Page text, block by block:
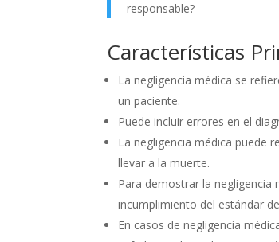
responsable?
Características
La negligencia médica se
un paciente.
Puede incluir errores en el
La negligencia médica puede
llevar a la muerte.
Para demostrar la negligencia
incumplimiento del estándar
En casos de negligencia